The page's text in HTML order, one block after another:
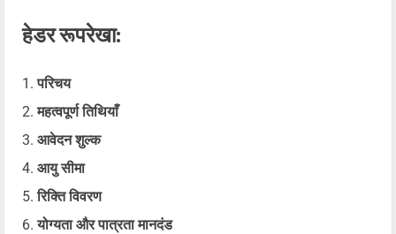
हेडर रूपरेखा:
परिचय
महत्वपूर्ण तिथियाँ
आवेदन शुल्क
आयु सीमा
रिक्ति विवरण
योग्यता और पात्रता मानदंड